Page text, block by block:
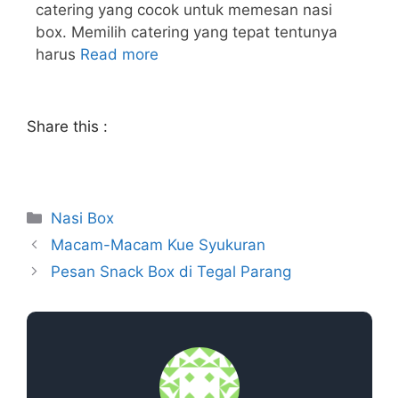
catering yang cocok untuk memesan nasi
box. Memilih catering yang tepat tentunya
harus Read more
Share this :
Nasi Box
Macam-Macam Kue Syukuran
Pesan Snack Box di Tegal Parang